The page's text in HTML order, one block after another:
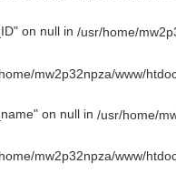
on null in /usr/home/
mw2p32npza/www/
on null in /usr/home/
mw2p32npza/www/